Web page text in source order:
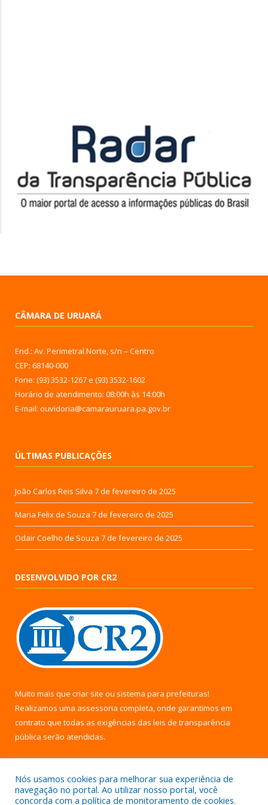
CÂMARA DE URUARÁ
End.: Av. Perimetral Norte, s/n – Centro
CEP: 68140-000
Fone: (93) 3532-1267 e (93) 3532-1602
Horário de atendimento: 08:00h às 14:00h
E-mail: ouvidoria@camarauruara.pa.gov.br
ÚLTIMAS PUBLICAÇÕES
João Carlos Reis Silva 7 de fevereiro de 2025
Maria Felix de Souza 7 de fevereiro de 2025
Odair Coelho de Souza 7 de fevereiro de 2025
DESENVOLVIDO POR CR2
Muito mais que criar site ou sistema para prefeituras!
Realizamos uma assessoria completa, onde garantimos em
contrato que todas as exigências das leis de transparência
pública serão atendidas.
Nós usamos cookies para melhorar sua experiência de
navegação no portal. Ao utilizar nosso portal, você
concorda com a política de monitoramento de cookies.